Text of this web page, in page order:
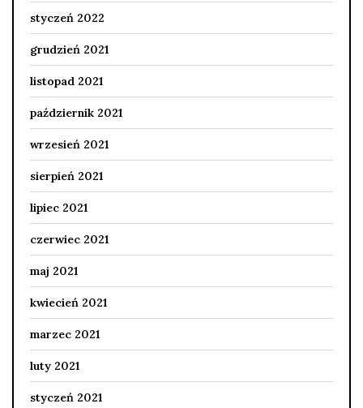
styczeń 2022
grudzień 2021
listopad 2021
październik 2021
wrzesień 2021
sierpień 2021
lipiec 2021
czerwiec 2021
maj 2021
kwiecień 2021
marzec 2021
luty 2021
styczeń 2021